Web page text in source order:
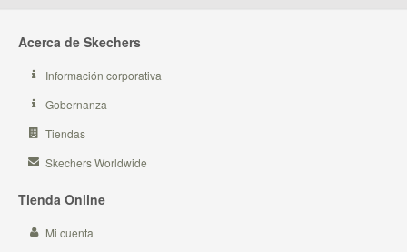
Acerca de Skechers
Información corporativa
Gobernanza
Tiendas
Skechers Worldwide
Tienda Online
Mi cuenta